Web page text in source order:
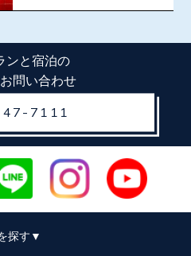
ンと宿泊の
問い合わせ
7111
探す